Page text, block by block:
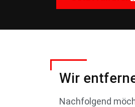
Wir
Nachfolgend